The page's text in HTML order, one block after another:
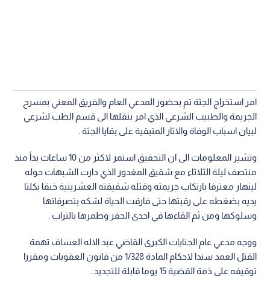
امر استخراج الجثة تم بحضور المدعي العام والفريق المعني بمسرح
الجريمة والطبيب الشرعي الذي امر بنقلها الى قسم الطب لشرعي
لبيان اسباب الوفاة والاثار المتبقية على بقايا الجثة .
وتشير المعلومات الى ان التحقيق استمر لاكثر من 10 ساعات بدأ منذ
منتصف ليلة الثلاثاء مع شقيق المغدور الذي دارت الشبهات حوله
لينهار معترفا بارتكاب جريمته وقتله شقيقته العشرينية خنقا بكلتا
يديه بضغطه على رقبتها حتى فارقت الحياة لشكه بتصرفاتها
وسلوكها ومن ثم القاءها في احدى الحفر وطمرها بالتراب .
ووجه مدعي عام الجنايات الكبرى القاضي عبد الاله العساف تهمة
القتل العمد سندا لاحكام المادة 1/328 من قانون العقوبات ومقررا
توقيفه على ذمة القضية 15 يوما قابلة للتجديد .